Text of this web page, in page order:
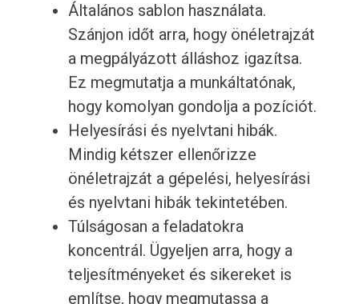
Általános sablon használata.
Szánjon időt arra, hogy önéletrajzát
a megpályázott álláshoz igazítsa.
Ez megmutatja a munkáltatónak,
hogy komolyan gondolja a pozíciót.
Helyesírási és nyelvtani hibák.
Mindig kétszer ellenőrizze
önéletrajzát a gépelési, helyesírási
és nyelvtani hibák tekintetében.
Túlságosan a feladatokra
koncentrál. Ügyeljen arra, hogy a
teljesítményeket és sikereket is
említse, hogy megmutassa a